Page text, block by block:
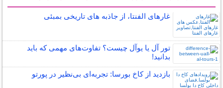
غارهای الفنتا، از جاذبه های تاریخی بمبئی
تور آل یا یوآل چیست؟ تفاوت‌های مهمی که باید
بدانید!
بازدید از کاخ بورسا: تجربه‌ای بی‌نظیر در پورتو